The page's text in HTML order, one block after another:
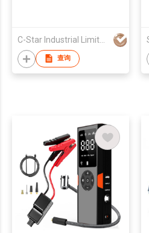
C-Star Industrial Limited
查询